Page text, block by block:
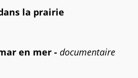
la prairie
en mer - documentaire